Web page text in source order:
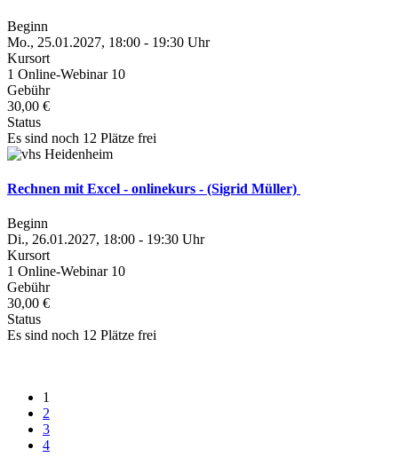
Beginn
Mo., 25.01.2027, 18:00 - 19:30 Uhr
Kursort
1 Online-Webinar 10
Gebühr
30,00 €
Status
Es sind noch 12 Plätze frei
Rechnen mit Excel - onlinekurs - (Sigrid Müller)
Beginn
Di., 26.01.2027, 18:00 - 19:30 Uhr
Kursort
1 Online-Webinar 10
Gebühr
30,00 €
Status
Es sind noch 12 Plätze frei
1
2
3
4